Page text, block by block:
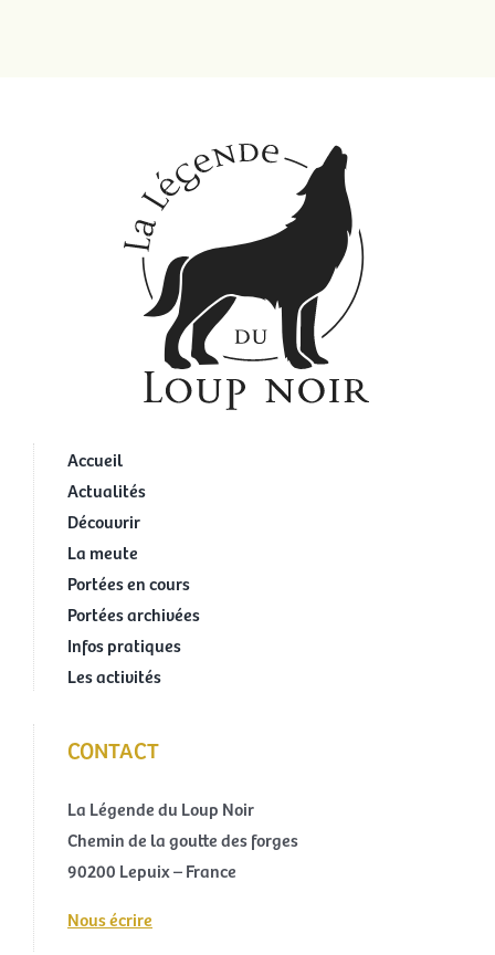
Accueil
Actualités
Découvrir
La meute
Portées en cours
Portées archivées
Infos pratiques
Les activités
CONTACT
La Légende du Loup Noir
Chemin de la goutte des forges
90200 Lepuix – France
Nous écrire